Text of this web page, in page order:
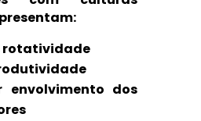
rotatividade
envolvimento dos